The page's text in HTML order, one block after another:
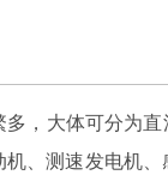
，大体可分为
、测速发电机